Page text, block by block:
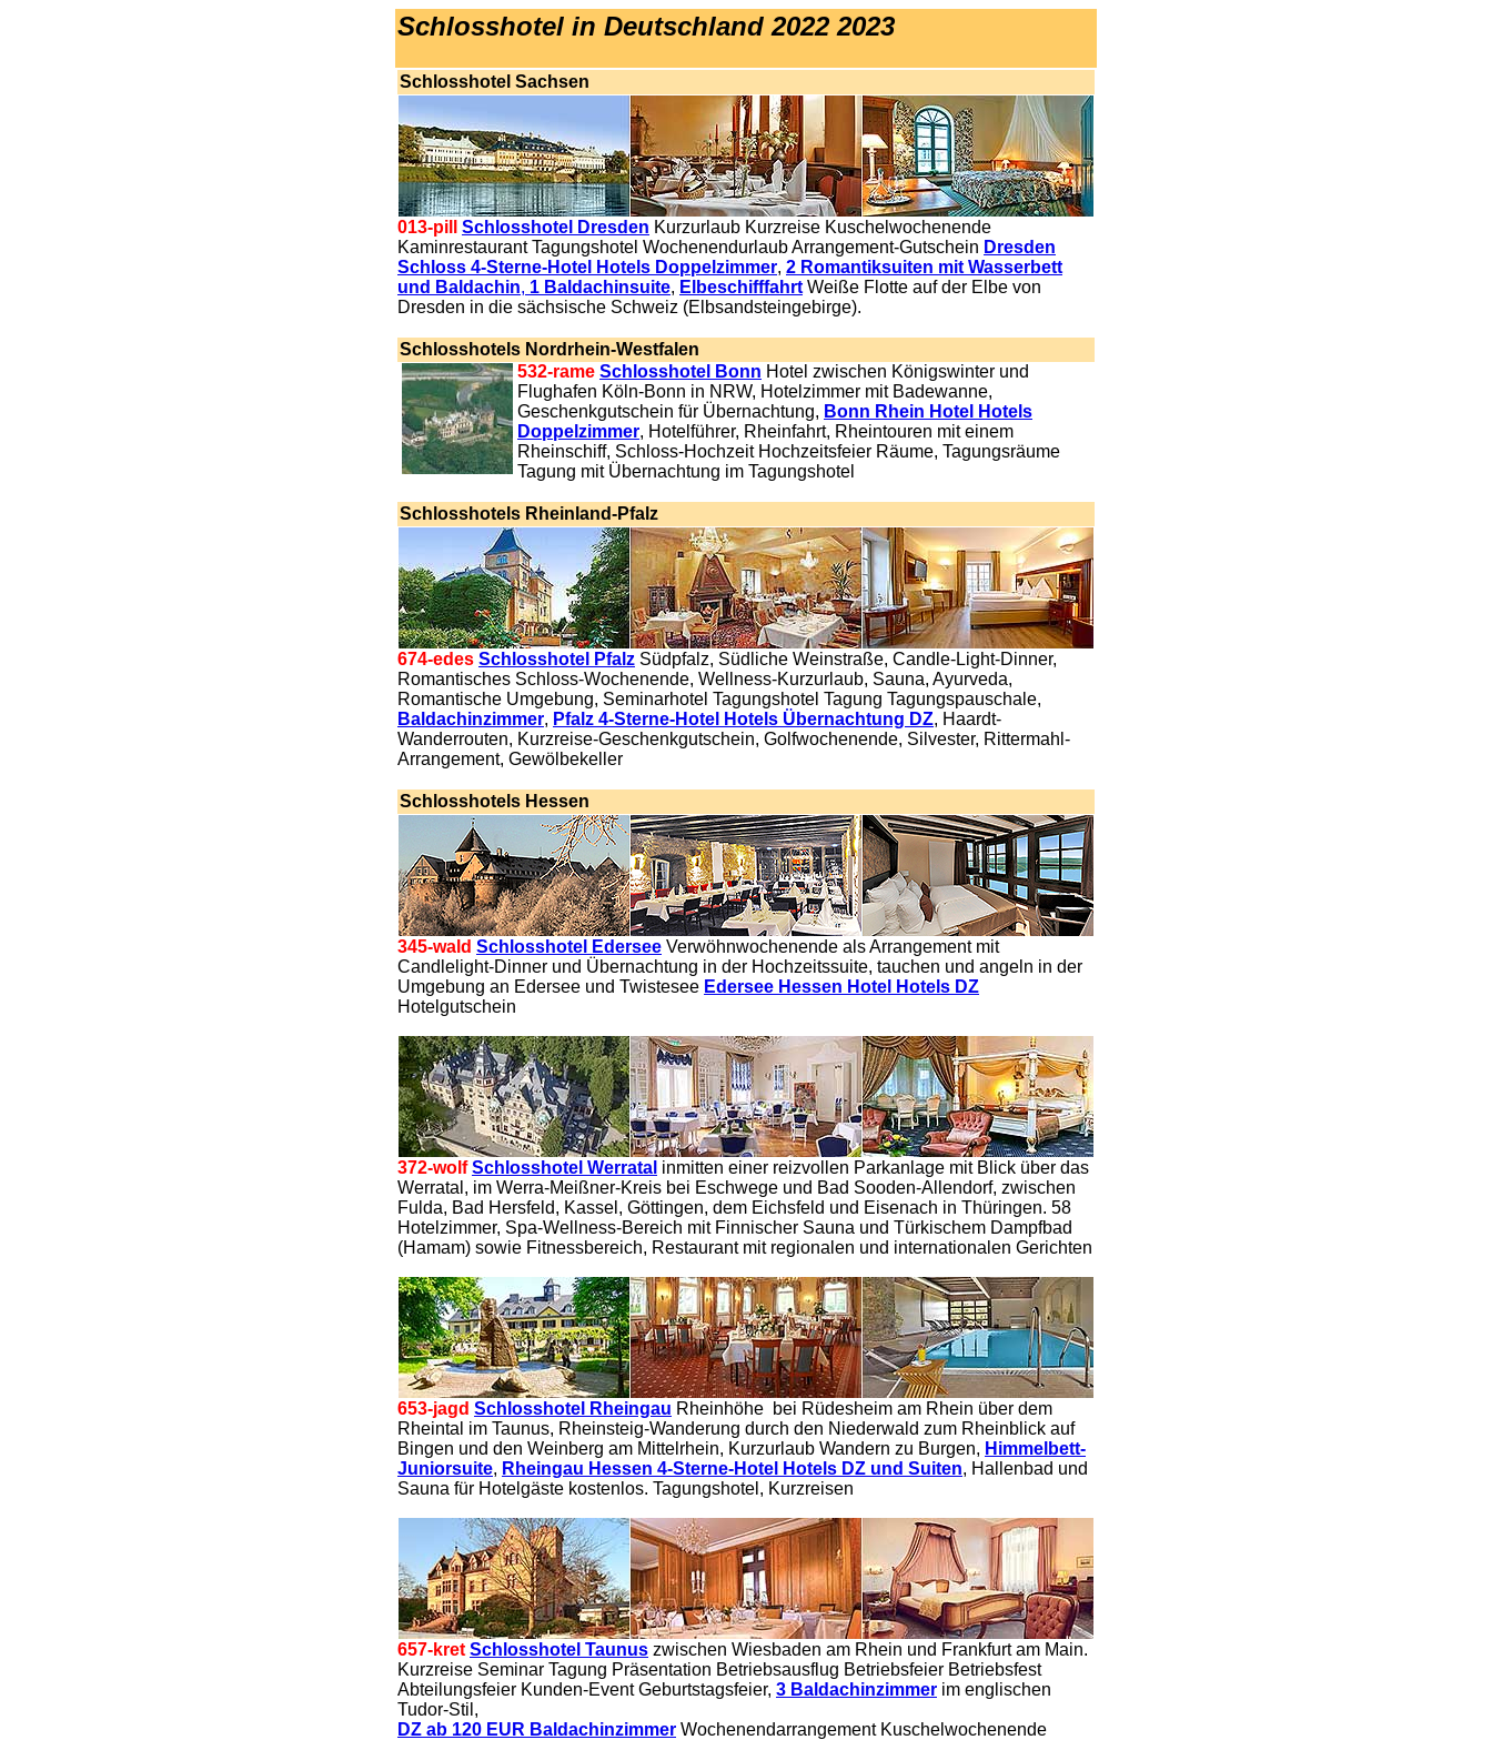
Schlosshotel in Deutschland 2022 2023
Schlosshotel Sachsen
013-pill Schlosshotel Dresden Kurzurlaub Kurzreise Kuschelwochenende
Kaminrestaurant Tagungshotel Wochenendurlaub Arrangement-Gutschein Dresden
Schloss 4-Sterne-Hotel Hotels Doppelzimmer, 2 Romantiksuiten mit Wasserbett
und Baldachin, 1 Baldachinsuite, Elbeschifffahrt Weiße Flotte auf der Elbe von
Dresden in die sächsische Schweiz (Elbsandsteingebirge).
Schlosshotels Nordrhein-Westfalen
532-rame Schlosshotel Bonn Hotel zwischen Königswinter und
Flughafen Köln-Bonn in NRW, Hotelzimmer mit Badewanne,
Geschenkgutschein für Übernachtung, Bonn Rhein Hotel Hotels
Doppelzimmer, Hotelführer, Rheinfahrt, Rheintouren mit einem
Rheinschiff, Schloss-Hochzeit Hochzeitsfeier Räume, Tagungsräume
Tagung mit Übernachtung im Tagungshotel
Schlosshotels Rheinland-Pfalz
674-edes Schlosshotel Pfalz Südpfalz, Südliche Weinstraße, Candle-Light-Dinner,
Romantisches Schloss-Wochenende, Wellness-Kurzurlaub, Sauna, Ayurveda,
Romantische Umgebung, Seminarhotel Tagungshotel Tagung Tagungspauschale,
Baldachinzimmer, Pfalz 4-Sterne-Hotel Hotels Übernachtung DZ, Haardt-
Wanderrouten, Kurzreise-Geschenkgutschein, Golfwochenende, Silvester, Rittermahl-
Arrangement, Gewölbekeller
Schlosshotels Hessen
345-wald Schlosshotel Edersee Verwöhnwochenende als Arrangement mit
Candlelight-Dinner und Übernachtung in der Hochzeitssuite, tauchen und angeln in der
Umgebung an Edersee und Twistesee Edersee Hessen Hotel Hotels DZ
Hotelgutschein
372-wolf Schlosshotel Werratal inmitten einer reizvollen Parkanlage mit Blick über das
Werratal, im Werra-Meißner-Kreis bei Eschwege und Bad Sooden-Allendorf, zwischen
Fulda, Bad Hersfeld, Kassel, Göttingen, dem Eichsfeld und Eisenach in Thüringen. 58
Hotelzimmer, Spa-Wellness-Bereich mit Finnischer Sauna und Türkischem Dampfbad
(Hamam) sowie Fitnessbereich, Restaurant mit regionalen und internationalen Gerichten
653-jagd Schlosshotel Rheingau Rheinhöhe bei Rüdesheim am Rhein über dem
Rheintal im Taunus, Rheinsteig-Wanderung durch den Niederwald zum Rheinblick auf
Bingen und den Weinberg am Mittelrhein, Kurzurlaub Wandern zu Burgen, Himmelbett-
Juniorsuite, Rheingau Hessen 4-Sterne-Hotel Hotels DZ und Suiten, Hallenbad und
Sauna für Hotelgäste kostenlos. Tagungshotel, Kurzreisen
657-kret Schlosshotel Taunus zwischen Wiesbaden am Rhein und Frankfurt am Main.
Kurzreise Seminar Tagung Präsentation Betriebsausflug Betriebsfeier Betriebsfest
Abteilungsfeier Kunden-Event Geburtstagsfeier, 3 Baldachinzimmer im englischen
Tudor-Stil,
DZ ab 120 EUR Baldachinzimmer Wochenendarrangement Kuschelwochenende